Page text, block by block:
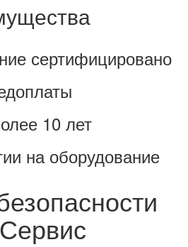
сертифицировано
10 лет
на оборудование